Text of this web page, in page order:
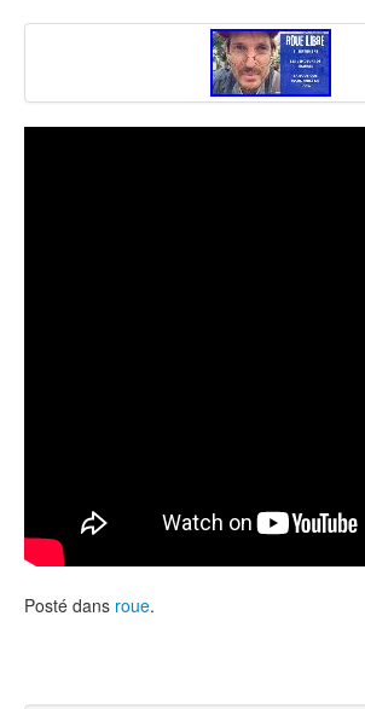
Posté dans roue.